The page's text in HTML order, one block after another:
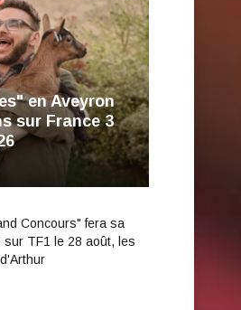
en Aveyron
sur France 3
Concours" fera sa
sur TF1 le 28 août, les